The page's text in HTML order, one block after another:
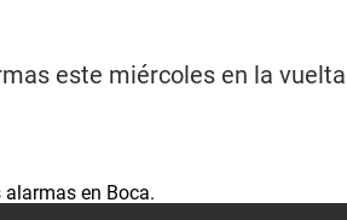
este miércoles en la